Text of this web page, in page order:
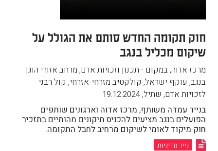
חוק תקומה החדש סותם את הגולל על
שיקום מכליל בנגב
מרכז אדוה, במקום - תכנון וזכויות אדם, מרחב אזורי הוגן
בנגב, עוקף ישראל, קולקטיב מזרחי-אזרחי, קול רבני
לזכויות אדם, שתיל,
19.12.2024
בנייר עמדה משותף, מרכז אדוה וארגונים שותפים
הפועלים בנגב מציעים להכניס תיקונים מהותיים בתזכיר
חוק מיקוד לאומי לשיקום מרחיב לחבל התקומה.
נייר מדיניות